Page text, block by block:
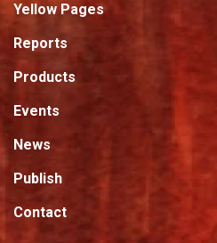
Yellow Pages
Reports
Products
Events
News
Publish
Contact